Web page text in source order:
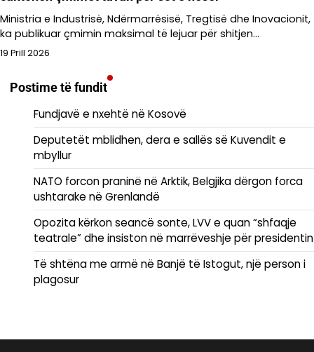
Ministria e Industrisë, Ndërmarrësisë, Tregtisë dhe Inovacionit,
ka publikuar çmimin maksimal të lejuar për shitjen…
19 Prill 2026
Postime të fundit
Fundjavë e nxehtë në Kosovë
Deputetët mblidhen, dera e sallës së Kuvendit e
mbyllur
NATO forcon praninë në Arktik, Belgjika dërgon forca
ushtarake në Grenlandë
Opozita kërkon seancë sonte, LVV e quan “shfaqje
teatrale” dhe insiston në marrëveshje për presidentin
Të shtëna me armë në Banjë të Istogut, një person i
plagosur